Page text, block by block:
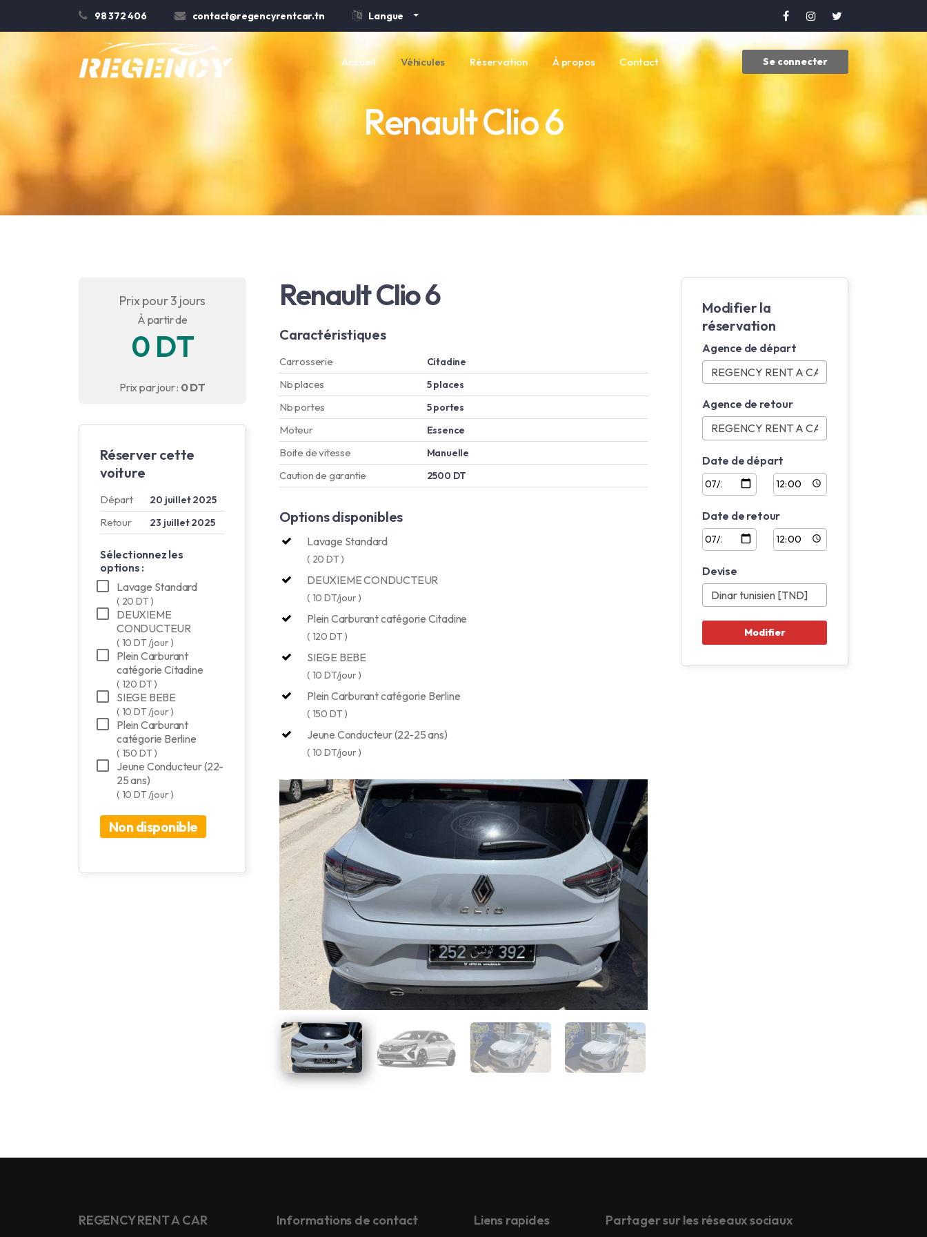
98 372 406 contact@regencyrentcar.tn Langue
Accueil Véhicules Réservation À propos Contact Se connecter
Renault Clio 6
Prix pour 3 jours
À partir de
0 DT
Prix par jour : 0 DT
Réserver cette
voiture
Départ 20 juillet 2025
Retour 23 juillet 2025
Sélectionnez les
options :
Lavage Standard
( 20 DT )
DEUXIEME
CONDUCTEUR
( 10 DT /jour )
Plein Carburant
catégorie Citadine
( 120 DT )
SIEGE BEBE
( 10 DT /jour )
Plein Carburant
catégorie Berline
( 150 DT )
Jeune Conducteur (22-
25 ans)
( 10 DT /jour )
Non disponible
Renault Clio 6
Caractéristiques
Carrosserie Citadine
Nb places 5 places
Nb portes 5 portes
Moteur Essence
Boite de vitesse Manuelle
Caution de garantie 2500 DT
Options disponibles
Lavage Standard
( 20 DT )
DEUXIEME CONDUCTEUR
( 10 DT/jour )
Plein Carburant catégorie Citadine
( 120 DT )
SIEGE BEBE
( 10 DT/jour )
Plein Carburant catégorie Berline
( 150 DT )
Jeune Conducteur (22-25 ans)
( 10 DT/jour )
Modifier la
réservation
Agence de départ
Agence de retour
Date de départ
Date de retour
Devise
REGENCY RENT A CAR Informations de contact Liens rapides Partager sur les réseaux sociaux